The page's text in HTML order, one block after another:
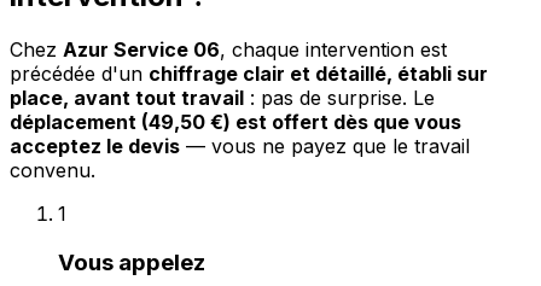
Chez Azur Service 06, chaque intervention est
précédée d'un chiffrage clair et détaillé, établi sur
place, avant tout travail : pas de surprise. Le
déplacement (49,50 €) est offert dès que vous
acceptez le devis — vous ne payez que le travail
convenu.
1
Vous appelez